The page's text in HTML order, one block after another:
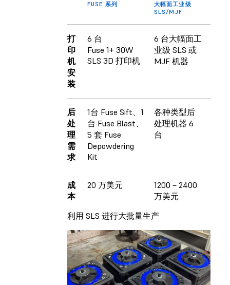
FUSE 系列
大幅面工业级
SLS/MJF
打
印
机
安
装
6 台
Fuse 1+ 30W
SLS 3D 打印机
6 台大幅面工
业级 SLS 或
MJF 机器
后
处
理
需
求
1台 Fuse Sift、1
台 Fuse Blast、
5 套 Fuse
Depowdering
Kit
各种类型后
处理机器 6
台
成
本
20 万美元
1200－2400
万美元
利用 SLS 进行大批量生产